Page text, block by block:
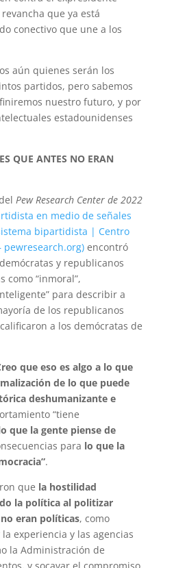
que ya está
conectivo que une a los
aún quienes serán los
partidos, pero sabemos
nuestro futuro, y por
estadounidenses
QUE ANTES NO ERAN
Pew Research Center de 2022
en medio de señales
bipartidista | Centro
pewresearch.org)encontró
y republicanos
como “inmoral”,
para describir a
de los republicanos
a los demócratas de
que eso es algo a lo que
de lo que puede
deshumanizante e
“tiene
que la gente piense de
para lo que la
.
que la hostilidad
la política al politizar
eran políticas, como
experiencia y las agencias
la Administración de
y socavar el compromiso.